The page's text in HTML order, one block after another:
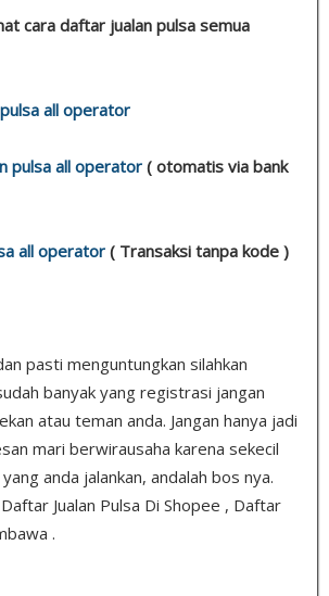
cara daftar jualan pulsa semua
all operator
pulsa all operator ( otomatis via bank
all operator ( Transaksi tanpa kode )
pasti menguntungkan silahkan
banyak yang registrasi jangan
atau teman anda. Jangan hanya jadi
mari berwirausaha karena sekecil
anda jalankan, andalah bos nya.
Jualan Pulsa Di Shopee , Daftar
.